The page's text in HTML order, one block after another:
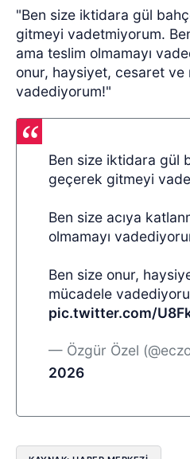
"Ben size iktidara gül
gitmeyi vadetmiyorum.
ama teslim olmamayı
onur, haysiyet, cesaret ve
vadediyorum!"
Ben size iktidara gül
geçerek gitmeyi
Ben size acıya
olmamayı
Ben size onur,
mücadele
pic.twitter.com/
— Özgür Özel
2026